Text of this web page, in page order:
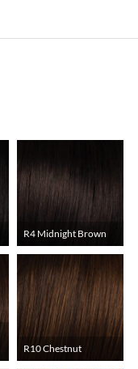
R4 Midnight Brown
R10 Chestnut